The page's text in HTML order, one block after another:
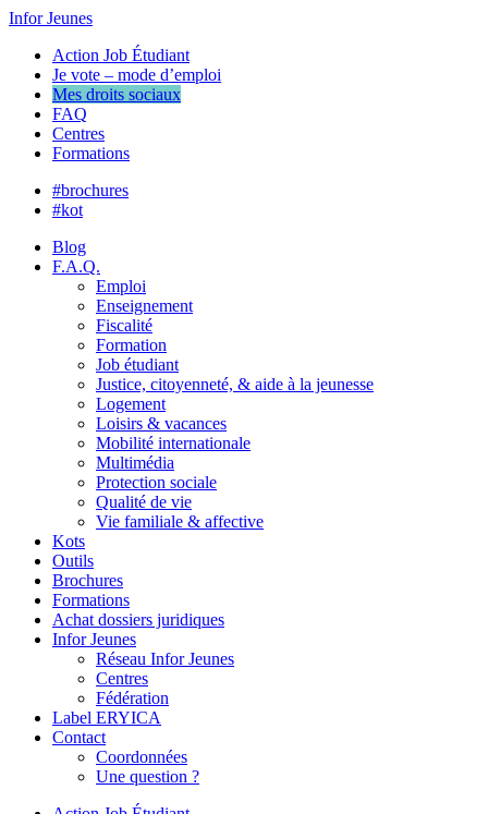
Infor Jeunes
Action Job Étudiant
Je vote – mode d’emploi
Mes droits sociaux
FAQ
Centres
Formations
#brochures
#kot
Blog
F.A.Q.
Emploi
Enseignement
Fiscalité
Formation
Job étudiant
Justice, citoyenneté, & aide à la jeunesse
Logement
Loisirs & vacances
Mobilité internationale
Multimédia
Protection sociale
Qualité de vie
Vie familiale & affective
Kots
Outils
Brochures
Formations
Achat dossiers juridiques
Infor Jeunes
Réseau Infor Jeunes
Centres
Fédération
Label ERYICA
Contact
Coordonnées
Une question ?